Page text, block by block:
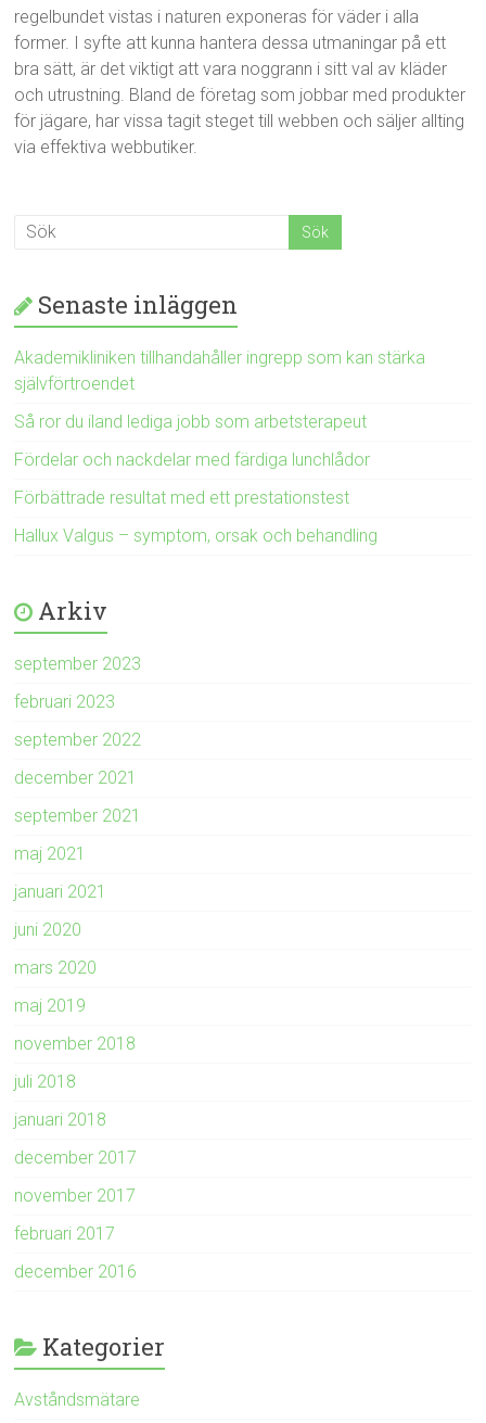
regelbundet vistas i naturen exponeras för väder i alla
former. I syfte att kunna hantera dessa utmaningar på ett
bra sätt, är det viktigt att vara noggrann i sitt val av kläder
och utrustning. Bland de företag som jobbar med produkter
för jägare, har vissa tagit steget till webben och säljer allting
via effektiva webbutiker.
Senaste inläggen
Akademikliniken tillhandahåller ingrepp som kan stärka
självförtroendet
Så ror du iland lediga jobb som arbetsterapeut
Fördelar och nackdelar med färdiga lunchlådor
Förbättrade resultat med ett prestationstest
Hallux Valgus – symptom, orsak och behandling
Arkiv
september 2023
februari 2023
september 2022
december 2021
september 2021
maj 2021
januari 2021
juni 2020
mars 2020
maj 2019
november 2018
juli 2018
januari 2018
december 2017
november 2017
februari 2017
december 2016
Kategorier
Avståndsmätare